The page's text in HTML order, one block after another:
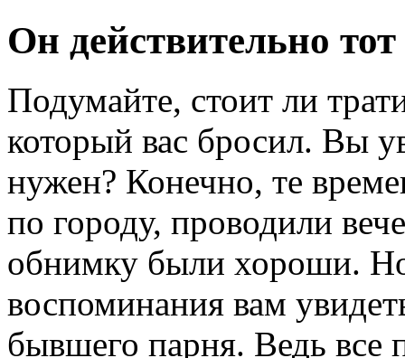
Он действительно
Подумайте, стоит ли
который вас бросил. Вы
нужен? Конечно, те
по городу, проводили
обнимку были хороши.
воспоминания вам
бывшего парня. Ведь все